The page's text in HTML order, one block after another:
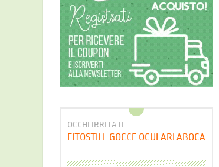
OCCHI IRRITATI
FITOSTILL GOCCE OCULARI ABOCA